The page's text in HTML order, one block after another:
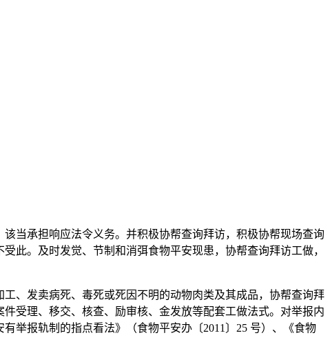
当承担响应法令义务。并积极协帮查询拜访，积极协帮现场查询
此。及时发觉、节制和消弭食物平安现患，协帮查询拜访工做，
、发卖病死、毒死或死因不明的动物肉类及其成品，协帮查询拜
受理、移交、核查、励审核、金发放等配套工做法式。对举报内
举报轨制的指点看法》（食物平安办〔2011〕25 号）、《食物